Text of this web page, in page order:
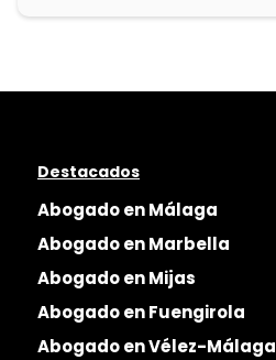
Destacados
Abogado en Málaga
Abogado en Marbella
Abogado en Mijas
Abogado en Fuengirola
Abogado en Vélez-Málaga